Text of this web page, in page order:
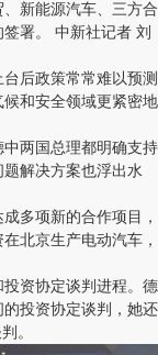
新能源汽车、三方合
署。 中新社记者 刘
后政策常常难以预测
和安全领域更紧密地
两国总理都明确支持
解决方案也浮出水
多项新的合作项目，
北京生产电动汽车，
资协定谈判进程。德
投资协定谈判，她还
。